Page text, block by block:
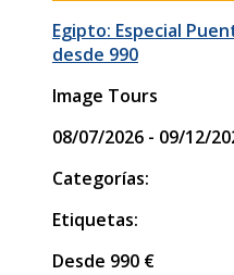
Egipto: Especial
desde 990
Image Tours
08/07/2026 - 09/12/
Categorías:
Etiquetas:
Desde 990 €